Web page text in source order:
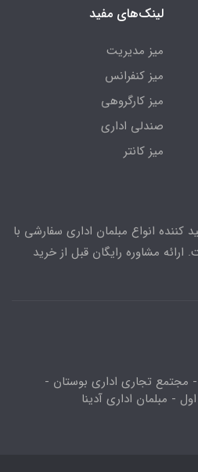
لینک‌های مفید
میز مدیریت
میز کنفرانس
میز کارگروهی
صندلی اداری
میز کانتر
کننده انواع مبلمان اداری سفارشی با
ارائه مشاوره رایگان قبل از خرید
مجتمع تجاری اداری بوستان -
- مبلمان اداری آدینا